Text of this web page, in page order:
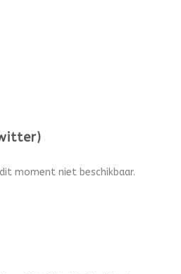
moment niet beschikbaar.